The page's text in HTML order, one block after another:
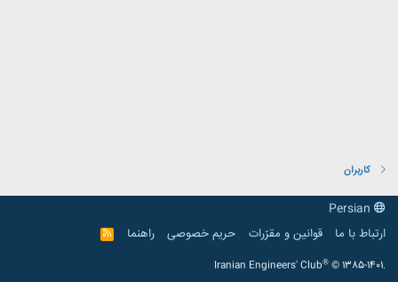
کاربران
ارتباط با ما
قوانین و مقرّرات حریم خصوصی راهنما
R
S
Iranian Engineers' Club® © 1385-1401.